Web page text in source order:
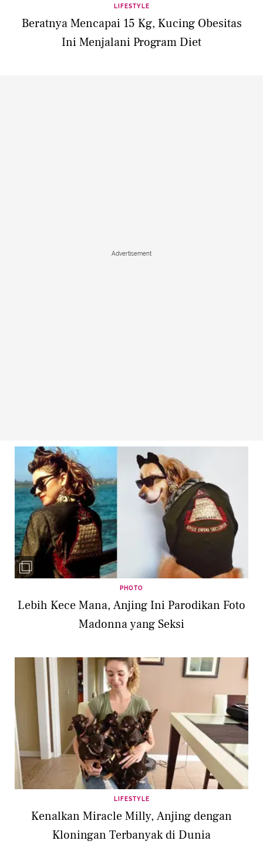
LIFESTYLE
Beratnya Mencapai 15 Kg, Kucing Obesitas
Ini Menjalani Program Diet
Advertisement
PHOTO
Lebih Kece Mana, Anjing Ini Parodikan Foto
Madonna yang Seksi
LIFESTYLE
Kenalkan Miracle Milly, Anjing dengan
Kloningan Terbanyak di Dunia